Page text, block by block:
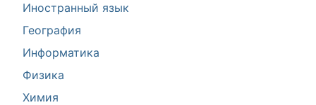
Иностранный язык
География
Информатика
Физика
Химия